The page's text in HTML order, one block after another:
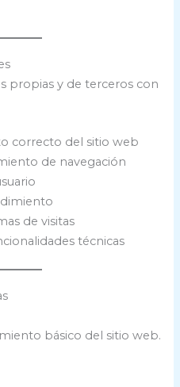
propias y de terceros con
correcto del sitio web
de navegación
de visitas
técnicas
básico del sitio web.